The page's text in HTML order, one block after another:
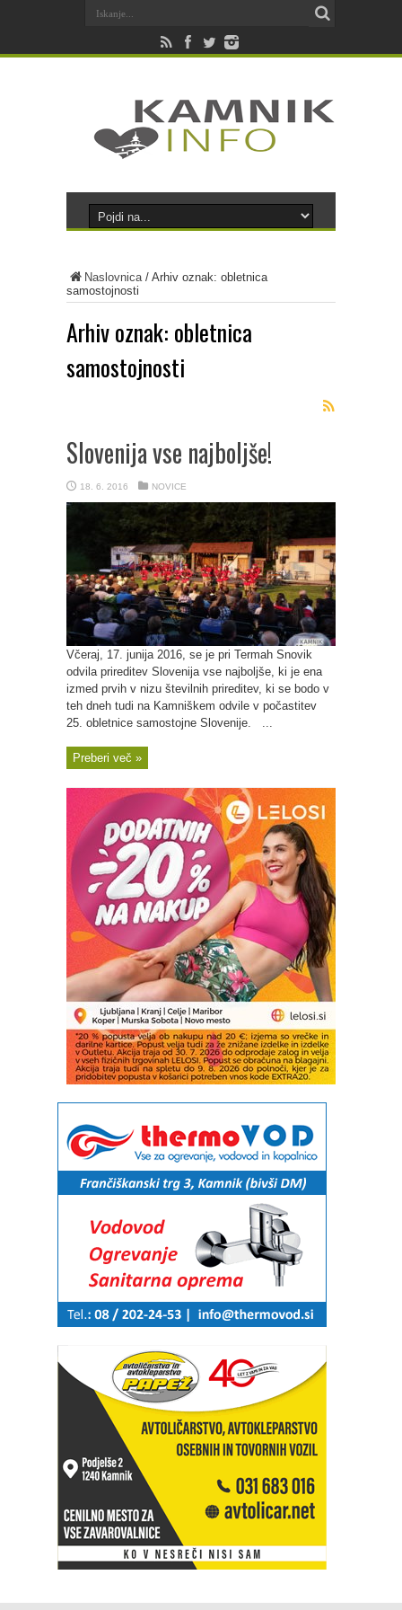
Naslovnica/ Arhiv oznak: obletnica
samostojnosti
Arhiv oznak: obletnica
samostojnosti
Slovenija vse najboljše!
18. 6. 2016 NOVICE
Včeraj, 17. junija 2016, se je pri Termah Snovik
odvila prireditev Slovenija vse najboljše, ki je ena
izmed prvih v nizu številnih prireditev, ki se bodo v
teh dneh tudi na Kamniškem odvile v počastitev
25. obletnice samostojne Slovenije. ...
Preberi več »